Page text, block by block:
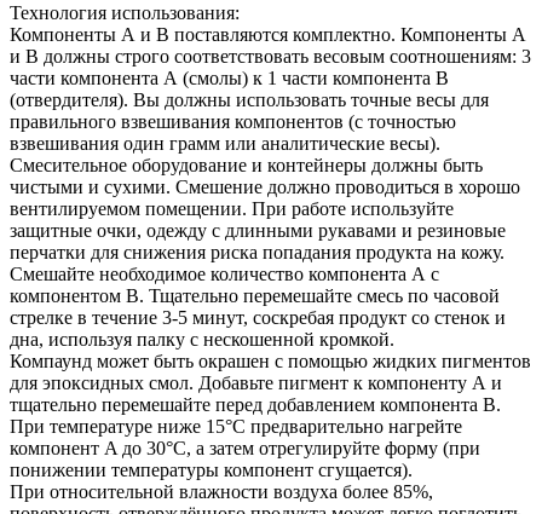
Технология использования:
Компоненты А и В поставляются комплектно. Компоненты А
и В должны строго соответствовать весовым соотношениям: 3
части компонента А (смолы) к 1 части компонента В
(отвердителя). Вы должны использовать точные весы для
правильного взвешивания компонентов (с точностью
взвешивания один грамм или аналитические весы).
Смесительное оборудование и контейнеры должны быть
чистыми и сухими. Смешение должно проводиться в хорошо
вентилируемом помещении. При работе используйте
защитные очки, одежду с длинными рукавами и резиновые
перчатки для снижения риска попадания продукта на кожу.
Смешайте необходимое количество компонента А с
компонентом В. Тщательно перемешайте смесь по часовой
стрелке в течение 3-5 минут, соскребая продукт со стенок и
дна, используя палку с нескошенной кромкой.
Компаунд может быть окрашен с помощью жидких пигментов
для эпоксидных смол. Добавьте пигмент к компоненту А и
тщательно перемешайте перед добавлением компонента В.
При температуре ниже 15°С предварительно нагрейте
компонент A до 30°С, а затем отрегулируйте форму (при
понижении температуры компонент сгущается).
При относительной влажности воздуха более 85%,